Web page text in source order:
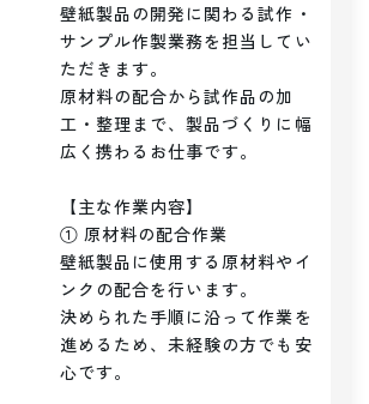
壁紙製品の開発に関わる試作・
サンプル作製業務を担当してい
ただきます。
原材料の配合から試作品の加
工・整理まで、製品づくりに幅
広く携わるお仕事です。
【主な作業内容】
① 原材料の配合作業
壁紙製品に使用する原材料やイ
ンクの配合を行います。
決められた手順に沿って作業を
進めるため、未経験の方でも安
心です。